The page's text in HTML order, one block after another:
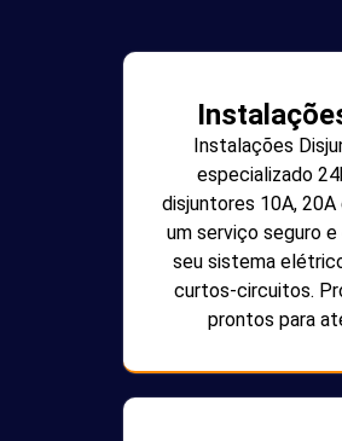
Instalações
especializado
disjuntores 10A, 20A
um serviço seguro
seu sistema
curtos-circuitos.
prontos para